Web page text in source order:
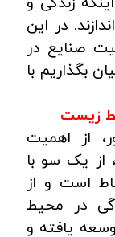
در این
صنایع در
بگذاریم با
زیست
از اهمیت
از یک سو با
است و از
در محیط
یافته و